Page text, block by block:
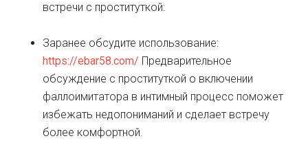
встречи с проституткой:
Заранее обсудите использование:
https://ebar58.com/ Предварительное
обсуждение с проституткой о включении
фаллоимитатора в интимный процесс поможет
избежать недопониманий и сделает встречу
более комфортной.